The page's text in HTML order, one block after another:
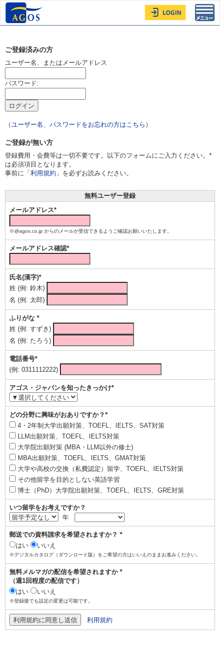
ご登録済みの方
ユーザー名、またはメールアドレス
パスワード:
（ユーザー名、パスワードをお忘れの方はこちら ）
ご登録が無い方
登録費用・会費等は一切不要です。以下のフォームにご入力ください。*
は必須項目となります。
事前に「 利用規約 」を必ずお読みください。
無料ユーザー登録
メールアドレス*
※@agos.co.jp からのメールが受信できるようご確認お願いいたします。
メールアドレス確認*
氏名(漢字)*
姓 (例: 鈴木)
名 (例: 太郎)
ふりがな *
姓 (例: すずき)
名 (例: たろう)
電話番号*
(例: 0311112222)
アゴス・ジャパンを知ったきっかけ*
どの分野に興味がおありですか？*
4・2年制大学出願対策、TOEFL、IELTS、SAT対策
LLM出願対策、TOEFL、IELTS対策
大学院出願対策 (MBA・LLM以外の修士)
MBA出願対策、TOEFL、IELTS、GMAT対策
大学や高校の交換（私費認定）留学、TOEFL、IELTS対策
その他留学を目的としない英語学習
博士（PhD）大学院出願対策、TOEFL、IELTS、GRE対策
いつ留学をお考えですか？
年
郵送での資料請求を希望されますか？ *
はい
いいえ
※デジタルカタログ（ダウンロード版）をご希望の方はいいえのままお進みください。
無料メルマガの配信を希望されますか *
（週1回程度の配信です）
はい
いいえ
※登録後でも設定の変更は可能です。
利用規約